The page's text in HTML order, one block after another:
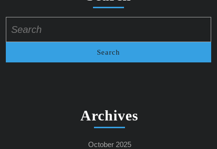
for:
Archives
October 2025